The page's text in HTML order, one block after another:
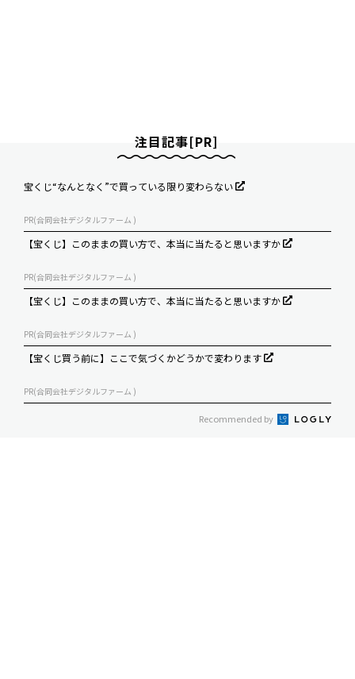
注目記事[PR]
宝くじ“なんとなく”で買っている限り変わらない
PR(合同会社デジタルファーム )
【宝くじ】このままの買い方で、本当に当たると思いますか
PR(合同会社デジタルファーム )
【宝くじ】このままの買い方で、本当に当たると思いますか
PR(合同会社デジタルファーム )
【宝くじ買う前に】ここで気づくかどうかで変わります
PR(合同会社デジタルファーム )
Recommended by